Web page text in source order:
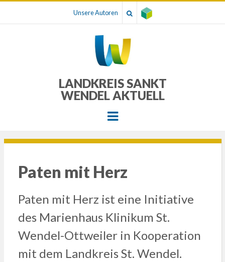
Unsere Autoren
LANDKREIS SANKT
WENDEL AKTUELL
Menu
Paten mit Herz
Paten mit Herz ist eine Initiative
des Marienhaus Klinikum St.
Wendel-Ottweiler in Kooperation
mit dem Landkreis St. Wendel.